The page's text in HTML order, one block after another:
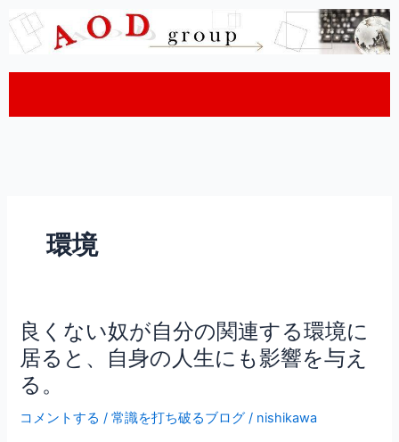
容
ス
ッ
環境
良くない奴が自分の関連する環境に
居ると、自身の人生にも影響を与え
る。
コメントする /常識を打ち破るブログ / nishikawa
良
く
な
い
奴